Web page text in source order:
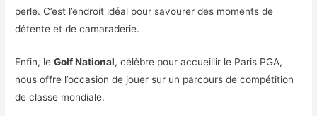
perle. C’est l’endroit idéal pour savourer des moments de
détente et de camaraderie.
Enfin, leGolf National, célèbre pour accueillir le Paris PGA,
nous offre l’occasion de jouer sur un parcours de compétition
de classe mondiale.